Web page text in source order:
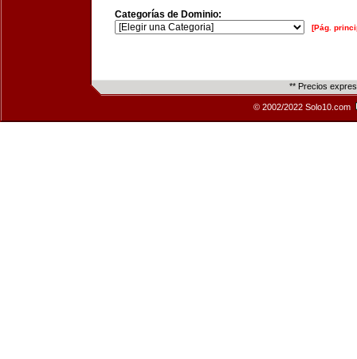
Categorías de Dominio:
[Pág.
** Precios
© 2002/2022 Solo10.com